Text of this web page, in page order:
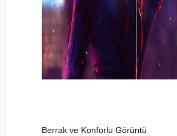
Berrak ve Konforlu Görüntü